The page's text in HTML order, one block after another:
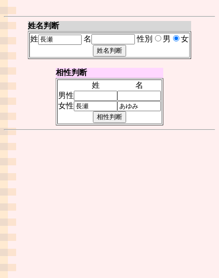
姓名判断
姓
名 性別 男 女
相性判断
姓
名
男性
女性